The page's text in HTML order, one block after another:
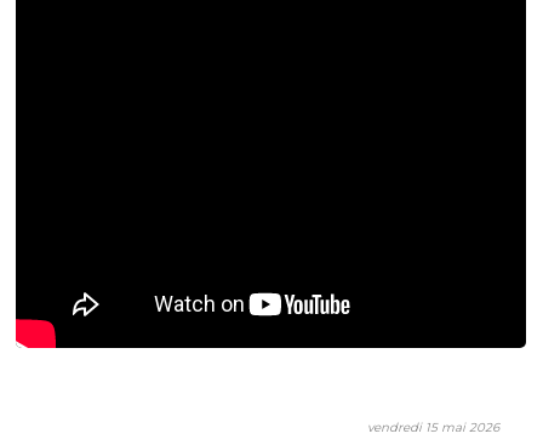
vendredi 15 mai 2026